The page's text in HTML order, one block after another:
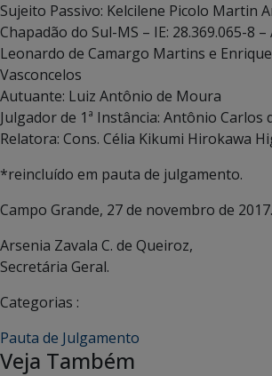
Sujeito Passivo: Kelcilene Picolo Martin
Chapadão do Sul-MS – IE: 28.369.065-8
Leonardo de Camargo Martins e
Vasconcelos
Autuante: Luiz Antônio de Moura
Julgador de 1ª Instância: Antônio Carlos
Relatora: Cons. Célia Kikumi Hirokawa
*reincluído em pauta de julgamento.
Campo Grande, 27 de novembro de 2017.
Arsenia Zavala C. de Queiroz,
Secretária Geral.
Categorias :
Pauta de Julgamento
Veja Também